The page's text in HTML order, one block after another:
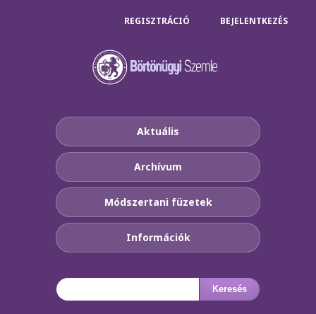
Aktuális
Archívum
Módszertani füzetek
Információk
Keresés
REGISZTRÁCIÓ BEJELENTKEZÉS